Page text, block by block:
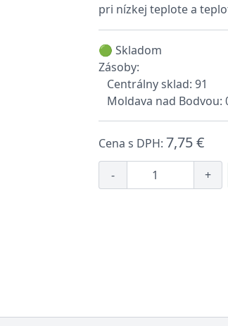
pri nízkej teplote a
🟢 Skladom
Zásoby:
Centrálny sklad: 91
Moldava nad Bodvou:
Cena s DPH: 7,75 €
- +